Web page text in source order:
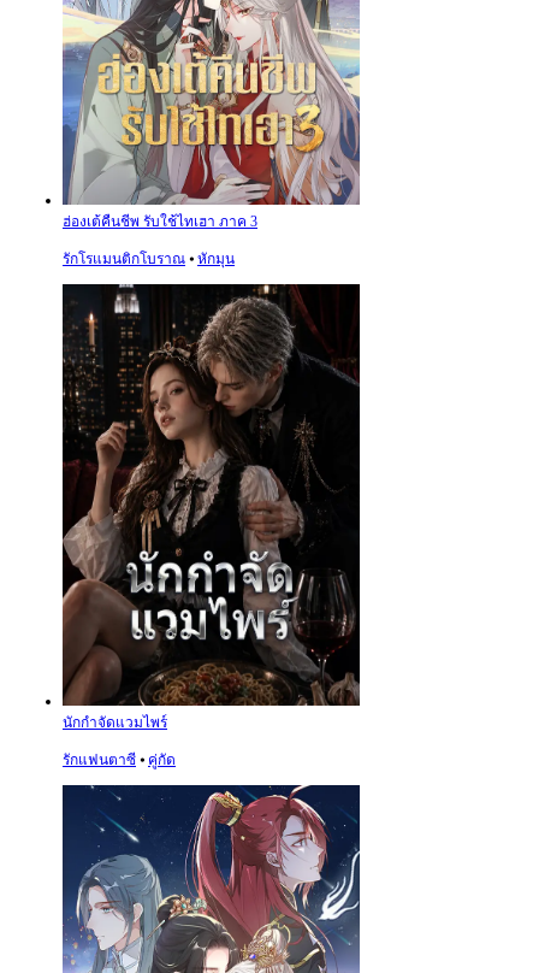
ฮ่องเต้คืนชีพ รับใช้ไทเฮา ภาค 3
รักโรแมนติกโบราณ ⦁ หักมุน
นักกำจัดแวมไพร์
รักแฟนตาซี ⦁ คู่กัด